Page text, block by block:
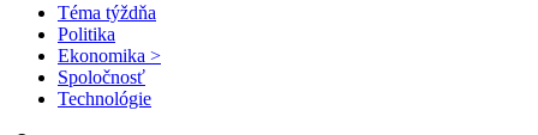
Téma týždňa
Politika
Ekonomika >
Spoločnosť
Technológie